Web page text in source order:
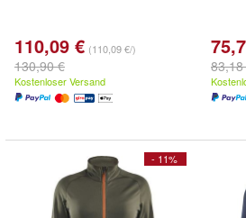
110,09 € (110,09 €/)
130,90 €
Kostenloser Versand
- 11%